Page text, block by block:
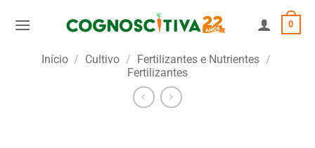
0
Início / Cultivo / Fertilizantes e Nutrientes /
Fertilizantes